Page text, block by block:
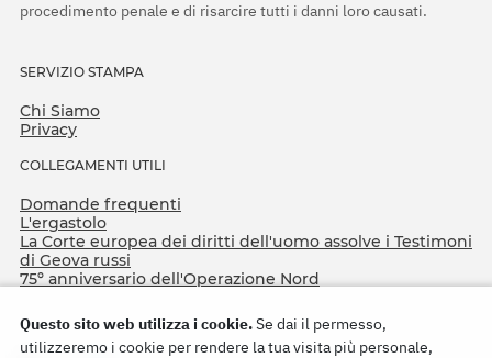
procedimento penale e di risarcire tutti i danni loro causati.
SERVIZIO STAMPA
Chi Siamo
Privacy
COLLEGAMENTI UTILI
Domande frequenti
L'ergastolo
La Corte europea dei diritti dell'uomo assolve i Testimoni
di Geova russi
75º anniversario dell'Operazione Nord
Questo sito web utilizza i cookie.Se dai il permesso,
utilizzeremo i cookie per rendere la tua visita più personale,